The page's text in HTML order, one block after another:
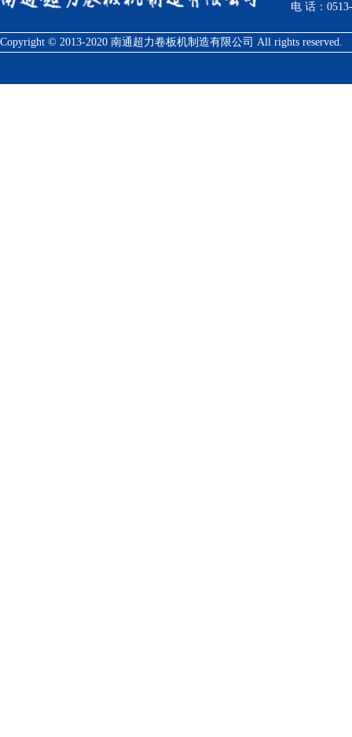
电 话：
Copyright © 2013-2020 南通超力卷板机制造有限公司 All rights reserved.